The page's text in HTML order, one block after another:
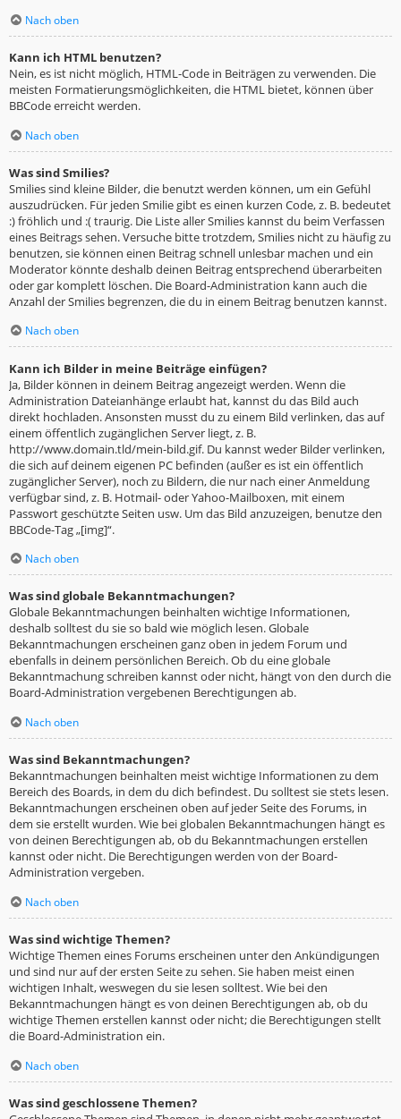
Nach oben
Kann ich HTML benutzen?
Nein, es ist nicht möglich, HTML-Code in Beiträgen zu verwenden. Die
meisten Formatierungsmöglichkeiten, die HTML bietet, können über
BBCode erreicht werden.
Nach oben
Was sind Smilies?
Smilies sind kleine Bilder, die benutzt werden können, um ein Gefühl
auszudrücken. Für jeden Smilie gibt es einen kurzen Code, z. B. bedeutet
:) fröhlich und :( traurig. Die Liste aller Smilies kannst du beim Verfassen
eines Beitrags sehen. Versuche bitte trotzdem, Smilies nicht zu häufig zu
benutzen, sie können einen Beitrag schnell unlesbar machen und ein
Moderator könnte deshalb deinen Beitrag entsprechend überarbeiten
oder gar komplett löschen. Die Board-Administration kann auch die
Anzahl der Smilies begrenzen, die du in einem Beitrag benutzen kannst.
Nach oben
Kann ich Bilder in meine Beiträge einfügen?
Ja, Bilder können in deinem Beitrag angezeigt werden. Wenn die
Administration Dateianhänge erlaubt hat, kannst du das Bild auch
direkt hochladen. Ansonsten musst du zu einem Bild verlinken, das auf
einem öffentlich zugänglichen Server liegt, z. B.
http://www.domain.tld/mein-bild.gif. Du kannst weder Bilder verlinken,
die sich auf deinem eigenen PC befinden (außer es ist ein öffentlich
zugänglicher Server), noch zu Bildern, die nur nach einer Anmeldung
verfügbar sind, z. B. Hotmail- oder Yahoo-Mailboxen, mit einem
Passwort geschützte Seiten usw. Um das Bild anzuzeigen, benutze den
BBCode-Tag „[img]“.
Nach oben
Was sind globale Bekanntmachungen?
Globale Bekanntmachungen beinhalten wichtige Informationen,
deshalb solltest du sie so bald wie möglich lesen. Globale
Bekanntmachungen erscheinen ganz oben in jedem Forum und
ebenfalls in deinem persönlichen Bereich. Ob du eine globale
Bekanntmachung schreiben kannst oder nicht, hängt von den durch die
Board-Administration vergebenen Berechtigungen ab.
Nach oben
Was sind Bekanntmachungen?
Bekanntmachungen beinhalten meist wichtige Informationen zu dem
Bereich des Boards, in dem du dich befindest. Du solltest sie stets lesen.
Bekanntmachungen erscheinen oben auf jeder Seite des Forums, in
dem sie erstellt wurden. Wie bei globalen Bekanntmachungen hängt es
von deinen Berechtigungen ab, ob du Bekanntmachungen erstellen
kannst oder nicht. Die Berechtigungen werden von der Board-
Administration vergeben.
Nach oben
Was sind wichtige Themen?
Wichtige Themen eines Forums erscheinen unter den Ankündigungen
und sind nur auf der ersten Seite zu sehen. Sie haben meist einen
wichtigen Inhalt, weswegen du sie lesen solltest. Wie bei den
Bekanntmachungen hängt es von deinen Berechtigungen ab, ob du
wichtige Themen erstellen kannst oder nicht; die Berechtigungen stellt
die Board-Administration ein.
Nach oben
Was sind geschlossene Themen?